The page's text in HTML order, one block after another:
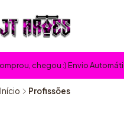
chegou :) Envio
Início Profissões